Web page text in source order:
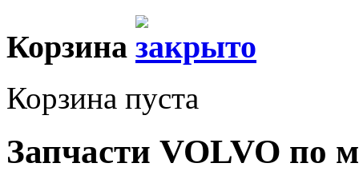
Корзина
Корзина пуста
Запчасти VOLVO по